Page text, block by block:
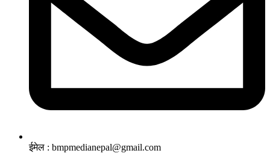
ईमेल : bmpmedianepal@gmail.com